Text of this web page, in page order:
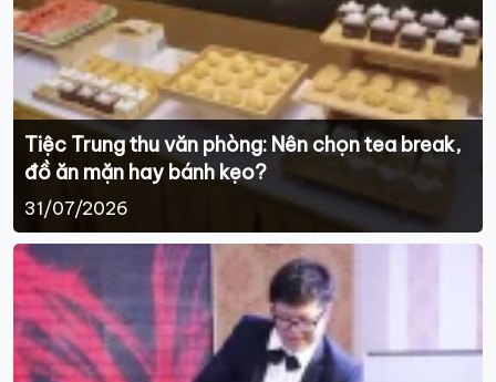
Tiệc Trung thu văn phòng: Nên chọn tea break,
đồ ăn mặn hay bánh kẹo?
31/07/2026